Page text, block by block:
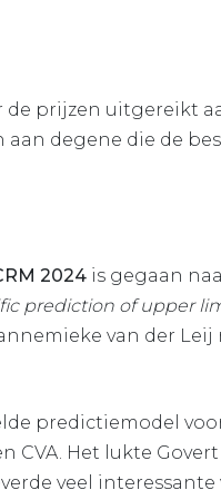
de prijzen uitgereikt
degene die de
2024 is gegaan
prediction of upper
van der Leij
predictiemodel
CVA. Het lukte Govert
veel interessante